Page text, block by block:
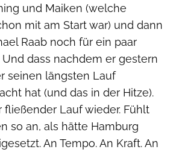
und Maiken (welche
mit am Start war) und dann
Raab noch für ein paar
dass nachdem er gestern
seinen längsten Lauf
hat (und das in der Hitze).
fließender Lauf wieder. Fühlt
so an, als hätte Hamburg
An Tempo. An Kraft. An